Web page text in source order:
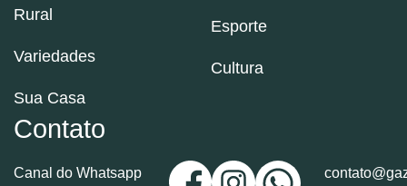
Rural
Variedades
Sua Casa
Esporte
Cultura
Contato
Canal do Whatsapp